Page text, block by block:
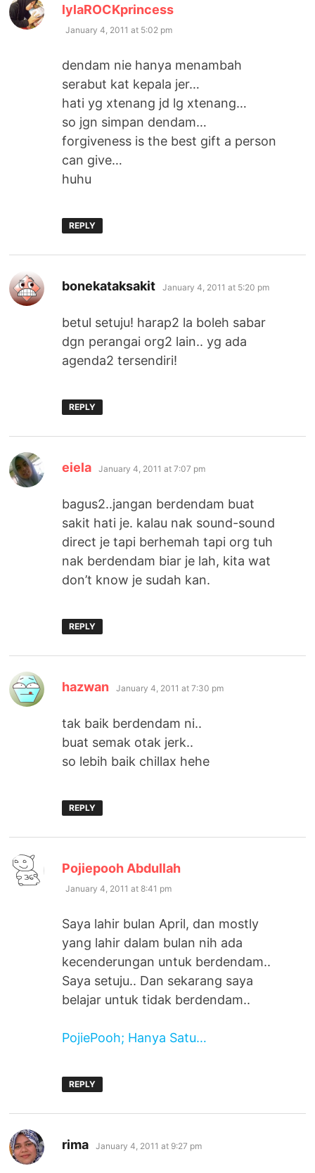
lylaROCKprincess
January 4, 2011 at 5:02 pm
dendam nie hanya menambah
serabut kat kepala jer…
hati yg xtenang jd lg xtenang…
so jgn simpan dendam…
forgiveness is the best gift a person
can give…
huhu
REPLY
bonekataksakit says:
January 4, 2011 at 5:20 pm
betul setuju! harap2 la boleh sabar
dgn perangai org2 lain.. yg ada
agenda2 tersendiri!
REPLY
eiela says:
January 4, 2011 at 7:07 pm
bagus2..jangan berdendam buat
sakit hati je. kalau nak sound-sound
direct je tapi berhemah tapi org tuh
nak berdendam biar je lah, kita wat
don’t know je sudah kan.
REPLY
hazwan says:
January 4, 2011 at 7:30 pm
tak baik berdendam ni..
buat semak otak jerk..
so lebih baik chillax hehe
REPLY
Pojiepooh Abdullah
January 4, 2011 at 8:41 pm
Saya lahir bulan April, dan mostly
yang lahir dalam bulan nih ada
kecenderungan untuk berdendam..
Saya setuju.. Dan sekarang saya
belajar untuk tidak berdendam..
PojiePooh; Hanya Satu…
REPLY
rima says:
January 4, 2011 at 9:27 pm